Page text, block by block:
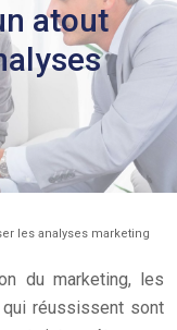
atout
les analyses marketing
du marketing, les
réussissent sont